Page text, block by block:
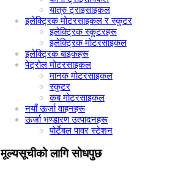
यात्रु ट्राइसाइकल
इलेक्ट्रिक मोटरसाइकल र स्कुटर
इलेक्ट्रिक स्कुटरहरू
इलेक्ट्रिक मोटरसाइकल
इलेक्ट्रिक बाइकहरू
पेट्रोल मोटरसाइकल
मानक मोटरसाइकल
स्कुटर
कब मोटरसाइकल
नयाँ ऊर्जा वाहनहरू
ऊर्जा भण्डारण उत्पादनहरू
पोर्टेबल पावर स्टेशन
मूल्यसूचीको लागि सोधपुछ